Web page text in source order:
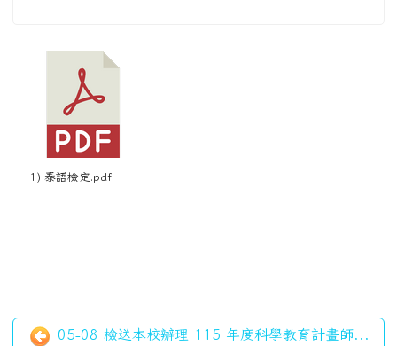
1) 泰語檢定.pdf
05-08 檢送本校辦理 115 年度科學教育計畫師...